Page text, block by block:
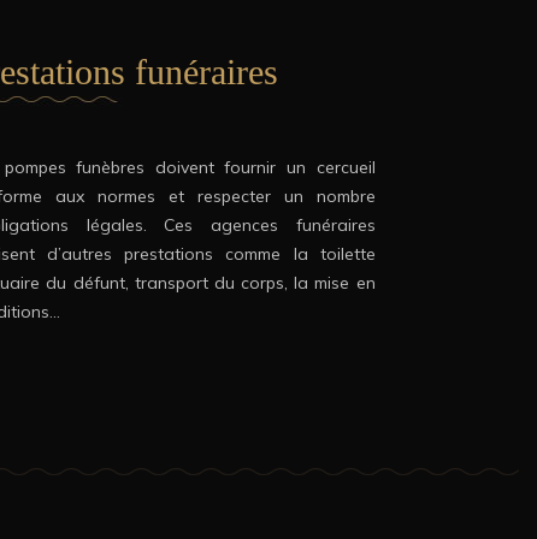
funéraires
funèbres doivent fournir un cercueil
aux normes et respecter un nombre
légales. Ces agences funéraires
d’autres prestations comme la toilette
du défunt, transport du corps, la mise en